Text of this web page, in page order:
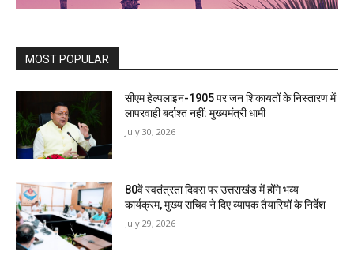
MOST POPULAR
सीएम हेल्पलाइन-1905 पर जन शिकायतों के निस्तारण में
लापरवाही बर्दाश्त नहीं: मुख्यमंत्री धामी
July 30, 2026
80वें स्वतंत्रता दिवस पर उत्तराखंड में होंगे भव्य
कार्यक्रम, मुख्य सचिव ने दिए व्यापक तैयारियों के निर्देश
July 29, 2026